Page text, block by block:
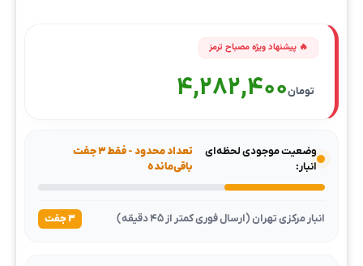
تومان4,282,400
وضعیت موجودی لحظه‌ای
انبار:
تعداد محدود - فقط ۳ جفت
باقی‌مانده
انبار مرکزی تهران (ارسال فوری کمتر از ۴۵ دقیقه) ۳ جفت